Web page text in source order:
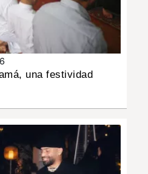
una festividad